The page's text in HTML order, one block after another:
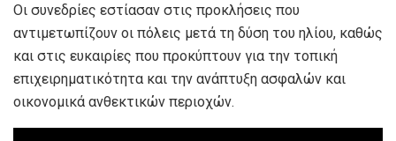
Οι συνεδρίες εστίασαν στις προκλήσεις που
αντιμετωπίζουν οι πόλεις μετά τη δύση του ηλίου, καθώς
και στις ευκαιρίες που προκύπτουν για την τοπική
επιχειρηματικότητα και την ανάπτυξη ασφαλών και
οικονομικά ανθεκτικών περιοχών.